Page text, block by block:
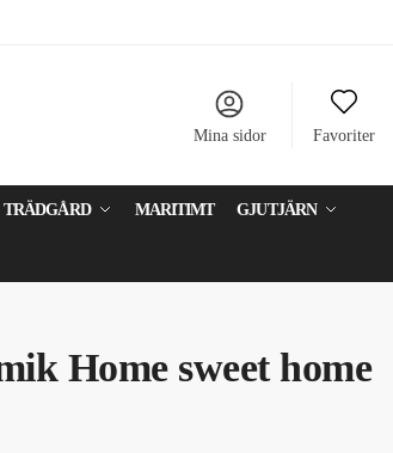
Mina sidor Favoriter
TRÄDGÅRD MARITIMT GJUTJÄRN
Home sweet home